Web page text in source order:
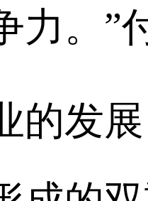
力。”
发展